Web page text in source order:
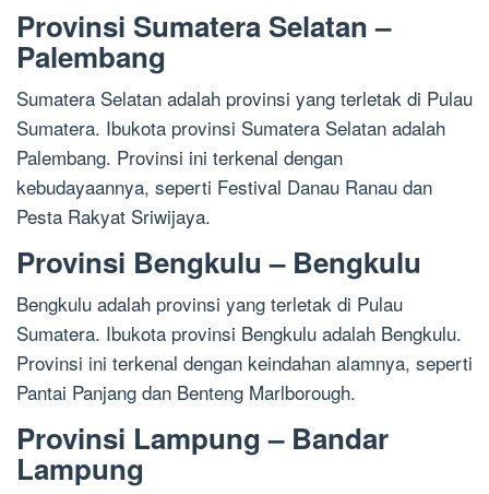
Provinsi Sumatera Selatan –
Palembang
Sumatera Selatan adalah provinsi yang terletak di Pulau
Sumatera. Ibukota provinsi Sumatera Selatan adalah
Palembang. Provinsi ini terkenal dengan
kebudayaannya, seperti Festival Danau Ranau dan
Pesta Rakyat Sriwijaya.
Provinsi Bengkulu – Bengkulu
Bengkulu adalah provinsi yang terletak di Pulau
Sumatera. Ibukota provinsi Bengkulu adalah Bengkulu.
Provinsi ini terkenal dengan keindahan alamnya, seperti
Pantai Panjang dan Benteng Marlborough.
Provinsi Lampung – Bandar
Lampung